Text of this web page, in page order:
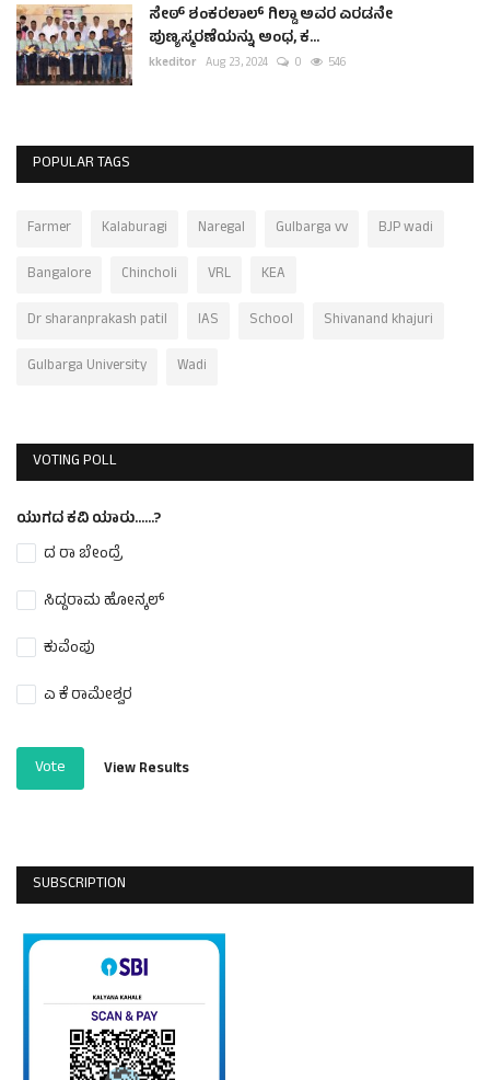
ಸೇಠ್ ಶಂಕರಲಾಲ್ ಗಿಲ್ಡಾ ಅವರ ಎರಡನೇ
ಪುಣ್ಯಸ್ಮರಣೆಯನ್ನು ಅಂಧ, ಕ...
kkeditor Aug 23, 2024 0 546
POPULAR TAGS
Farmer Kalaburagi Naregal Gulbarga vv
BJP wadi
Bangalore
Chincholi VRL
KEA
Dr sharanprakash patil
IAS School
Shivanand khajuri
Gulbarga University
Wadi
VOTING POLL
ಯುಗದ ಕವಿ ಯಾರು......?
ದ ರಾ ಬೇಂದ್ರೆ
ಸಿದ್ದರಾಮ ಹೋನ್ಕಲ್
ಕುವೆಂಪು
ಎ ಕೆ ರಾಮೇಶ್ವರ
Vote View Results
SUBSCRIPTION